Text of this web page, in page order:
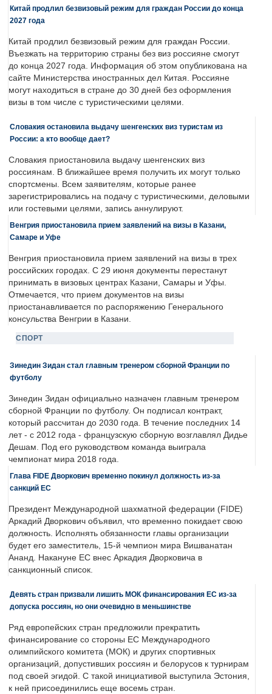
Китай продлил безвизовый режим для граждан России до конца
2027 года
Китай продлил безвизовый режим для граждан России.
Въезжать на территорию страны без виз россияне смогут
до конца 2027 года. Информация об этом опубликована на
сайте Министерства иностранных дел Китая. Россияне
могут находиться в стране до 30 дней без оформления
визы в том числе с туристическими целями.
Словакия остановила выдачу шенгенских виз туристам из
России: а кто вообще дает?
Словакия приостановила выдачу шенгенских виз
россиянам. В ближайшее время получить их могут только
спортсмены. Всем заявителям, которые ранее
зарегистрировались на подачу с туристическими, деловыми
или гостевыми целями, запись аннулируют.
Венгрия приостановила прием заявлений на визы в Казани,
Самаре и Уфе
Венгрия приостановила прием заявлений на визы в трех
российских городах. С 29 июня документы перестанут
принимать в визовых центрах Казани, Самары и Уфы.
Отмечается, что прием документов на визы
приостанавливается по распоряжению Генерального
консульства Венгрии в Казани.
СПОРТ
Зинедин Зидан стал главным тренером сборной Франции по
футболу
Зинедин Зидан официально назначен главным тренером
сборной Франции по футболу. Он подписал контракт,
который рассчитан до 2030 года. В течение последних 14
лет - с 2012 года - французскую сборную возглавлял Дидье
Дешам. Под его руководством команда выиграла
чемпионат мира 2018 года.
Глава FIDE Дворкович временно покинул должность из-за
санкций ЕС
Президент Международной шахматной федерации (FIDE)
Аркадий Дворкович объявил, что временно покидает свою
должность. Исполнять обязанности главы организации
будет его заместитель, 15-й чемпион мира Вишванатан
Ананд. Накануне ЕС внес Аркадия Дворковича в
санкционный список.
Девять стран призвали лишить МОК финансирования ЕС из-за
допуска россиян, но они очевидно в меньшинстве
Ряд европейских стран предложили прекратить
финансирование со стороны ЕС Международного
олимпийского комитета (МОК) и других спортивных
организаций, допустивших россиян и белорусов к турнирам
под своей эгидой. С такой инициативой выступила Эстония,
к ней присоединились еще восемь стран.